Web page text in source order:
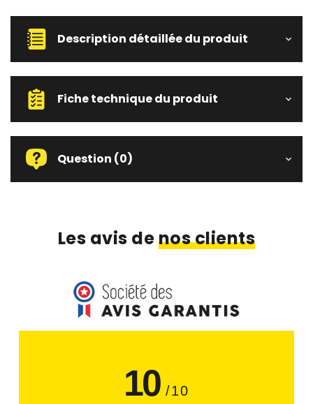
Description détaillée du produit
Fiche technique du produit
Question (0)
Les avis denos clients
10/10